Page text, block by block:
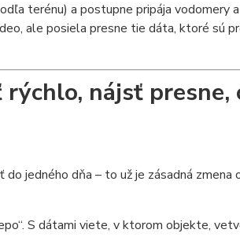
terénu) a postupne pripája vodomery
ale posiela presne tie dáta, ktoré sú
nájsť presne,
jedného dňa – to už je zásadná zmena
S dátami viete, v ktorom objekte,